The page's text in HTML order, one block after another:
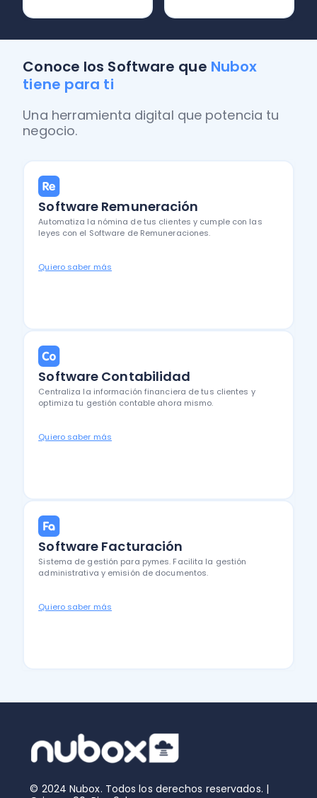
Conoce los Software que Nubox
tiene para ti
Una herramienta digital que potencia tu
negocio.
Software Remuneración
Automatiza la nómina de tus clientes y cumple con las
leyes con el Software de Remuneraciones.
Quiero saber más
Software Contabilidad
Centraliza la información financiera de tus clientes y
optimiza tu gestión contable ahora mismo.
Quiero saber más
Software Facturación
Sistema de gestión para pymes. Facilita la gestión
administrativa y emisión de documentos.
Quiero saber más
© 2024 Nubox. Todos los derechos reservados. |